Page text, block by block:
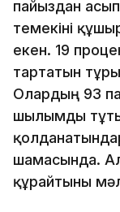
пайыздан
темекіні
екен. 19
тартатын
Олардың 93
шылымды
шамасында.
құрайтыны